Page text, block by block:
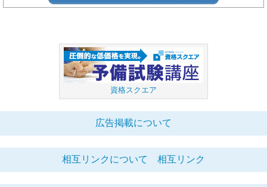
資格スクエア
広告掲載について
相互リンクについて 相互リンク